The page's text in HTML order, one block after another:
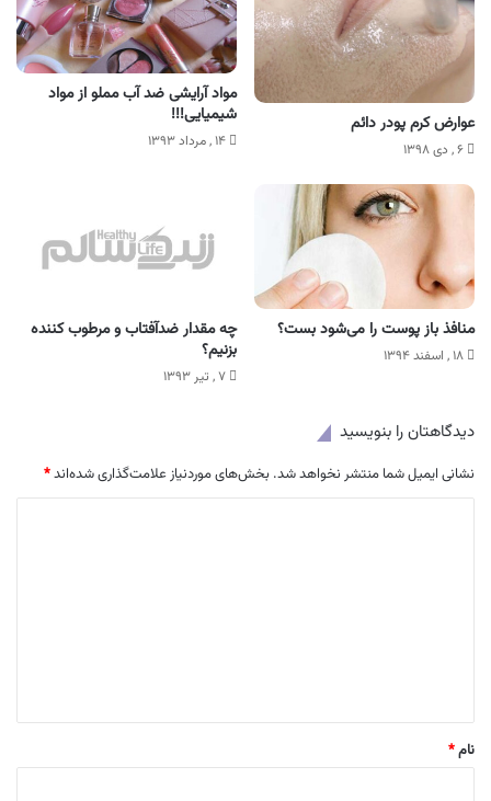
عوارض کرم پودر دائم
۶ , دی ۱۳۹۸
مواد آرایشی ضد آب مملو از مواد
شیمیایی!!!
۱۴ , مرداد ۱۳۹۳
منافذ باز پوست را می‌شود بست؟
۱۸ , اسفند ۱۳۹۴
چه مقدار ضدآفتاب و مرطوب کننده
بزنیم؟
۷ , تیر ۱۳۹۳
دیدگاهتان را بنویسید
نشانی ایمیل شما منتشر نخواهد شد. بخش‌های موردنیاز علامت‌گذاری شده‌اند*
نام*